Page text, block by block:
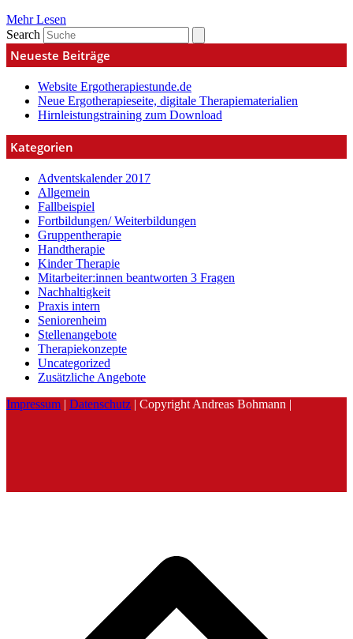
Mehr Lesen
Search
Neueste Beiträge
Website Ergotherapiestunde.de
Neue Ergotherapieseite, digitale Therapiematerialien
Hirnleistungstraining zum Download
Kategorien
Adventskalender 2017
Allgemein
Fallbeispiel
Fortbildungen/ Weiterbildungen
Gruppentherapie
Handtherapie
Kinder Therapie
Mitarbeiter:innen beantworten 3 Fragen
Nachhaltigkeit
Praxis intern
Seniorenheim
Stellenangebote
Therapiekonzepte
Uncategorized
Zusätzliche Angebote
Impressum | Datenschutz | Copyright Andreas Bohmann |